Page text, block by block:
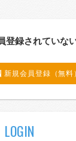
登録されていな
新規会員登録（無料
LOGIN